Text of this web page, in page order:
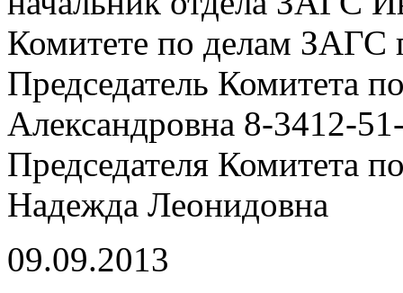
Комитете по делам ЗАГС
Председатель Комитета
Александровна 8-3412-
Председателя Комитета
Надежда Леонидовна
09.09.2013